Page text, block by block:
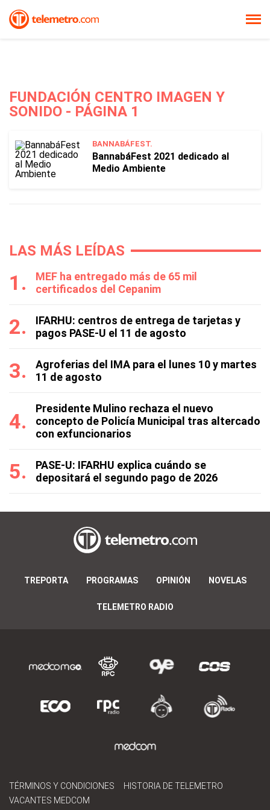
FUNDACIÓN CENTRO IMAGEN Y
SONIDO - PÁGINA 1
BANNABÁFEST.
BannabáFest 2021 dedicado al
Medio Ambiente
LAS MÁS LEÍDAS
MEF ha entregado más de 65 mil
certificados del Cepanim
IFARHU: centros de entrega de tarjetas y
pagos PASE-U el 11 de agosto
Agroferias del IMA para el lunes 10 y martes
11 de agosto
Presidente Mulino rechaza el nuevo
concepto de Policía Municipal tras altercado
con exfuncionarios
PASE-U: IFARHU explica cuándo se
depositará el segundo pago de 2026
TREPORTA PROGRAMAS OPINIÓN NOVELAS
TELEMETRO RADIO
TÉRMINOS Y CONDICIONES
HISTORIA DE TELEMETRO
VACANTES MEDCOM